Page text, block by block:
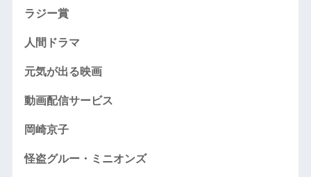
ラジー賞
人間ドラマ
元気が出る映画
動画配信サービス
岡崎京子
怪盗グルー・ミニオンズ